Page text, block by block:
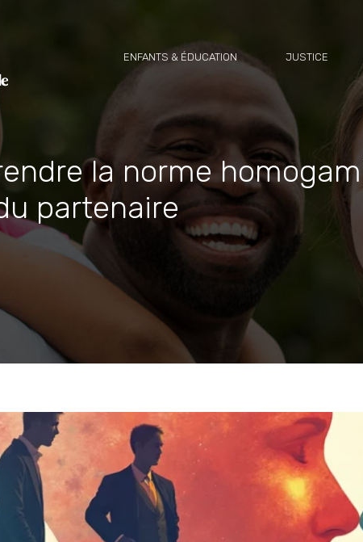
ENFANTS & ÉDUCATION JUSTICE
la norme
partenaire